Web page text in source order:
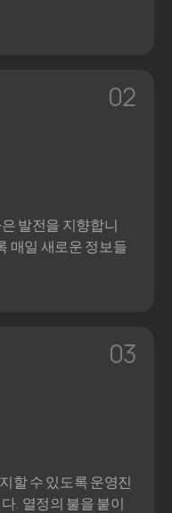
발전을 지향합니
매일 새로운 정보들
02
할 수 있도록 운영진
. 열정의 불을 붙이
03